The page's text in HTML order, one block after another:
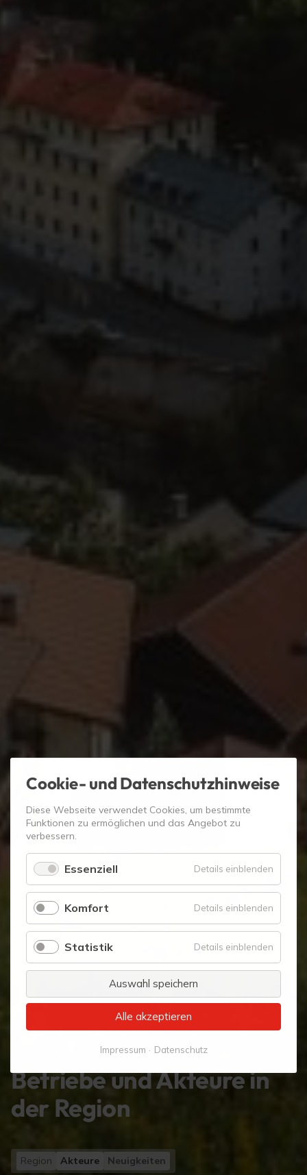
Betriebe und Akteure in
der Region
Region Akteure Neuigkeiten
Cookie- und Datenschutzhinweise
Diese Webseite verwendet Cookies, um bestimmte
Funktionen zu ermöglichen und das Angebot zu
verbessern.
Essenziell Details einblenden
Komfort Details einblenden
Komfort
Statistik Details einblenden
Statistik
Auswahl speichern
Alle akzeptieren
Impressum Datenschutz